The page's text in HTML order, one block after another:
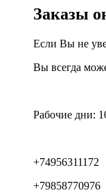
Заказы
Если Вы не
Вы всегда
Рабочие дни:
+74956311172
+79858770976